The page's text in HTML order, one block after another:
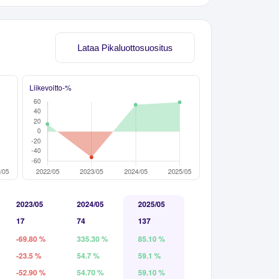
Lataa Pikaluottosuositus
Liikevoitto-%
2023/05 2024/05
2025/05
17 74
137
-69.80 % 335.30 %
85.10 %
-23.5 % 54.7 %
59.1 %
-52.90 % 54.70 %
59.10 %